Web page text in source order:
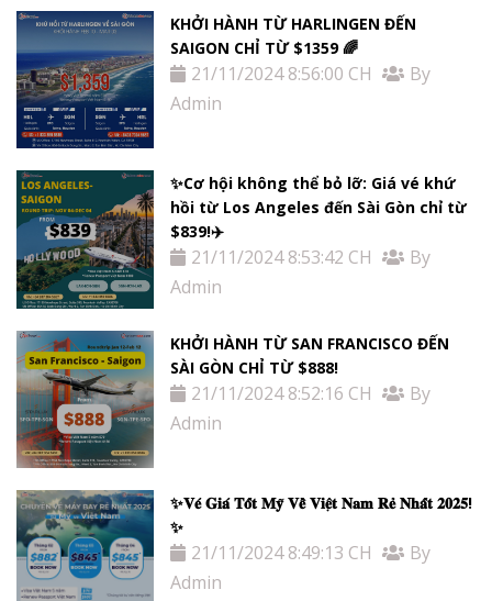
KHỞI HÀNH TỪ HARLINGEN ĐẾN
SAIGON CHỈ TỪ $1359 🌈
21/11/2024 8:56:00 CH
By
Admin
✨Cơ hội không thể bỏ lỡ: Giá vé khứ
hồi từ Los Angeles đến Sài Gòn chỉ từ
$839!✈️
21/11/2024 8:53:42 CH
By
Admin
KHỞI HÀNH TỪ SAN FRANCISCO ĐẾN
SÀI GÒN CHỈ TỪ $888!
21/11/2024 8:52:16 CH
By
Admin
✨𝐕𝐞́ 𝐆𝐢𝐚́ 𝐓𝐨̂́𝐭 𝐌𝐲̃ 𝐕𝐞̂̀ 𝐕𝐢𝐞̣̂𝐭 𝐍𝐚𝐦 𝐑𝐞̉ 𝐍𝐡𝐚̂́𝐭 𝟐𝟎𝟐𝟓!
✨
21/11/2024 8:49:13 CH
By
Admin